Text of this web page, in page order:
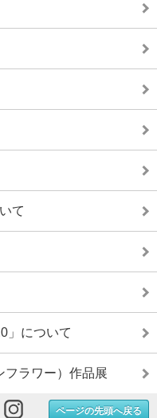
て
」について
フラワー）作品展
ページの先頭へ戻る